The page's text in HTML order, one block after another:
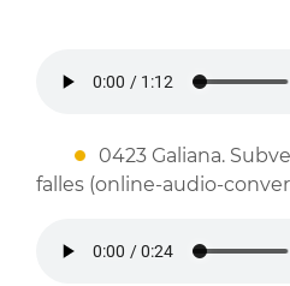
0423 Galiana.
falles (online-audio-